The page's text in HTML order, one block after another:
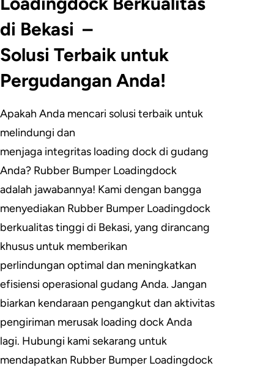
di Bekasi –
Solusi Terbaik untuk
Pergudangan Anda!
Apakah Anda mencari solusi terbaik untuk
melindungi dan
menjaga integritas loading dock di gudang
Anda? Rubber Bumper Loadingdock
adalah jawabannya! Kami dengan bangga
menyediakan Rubber Bumper Loadingdock
berkualitas tinggi di Bekasi, yang dirancang
khusus untuk memberikan
perlindungan optimal dan meningkatkan
efisiensi operasional gudang Anda. Jangan
biarkan kendaraan pengangkut dan aktivitas
pengiriman merusak loading dock Anda
lagi. Hubungi kami sekarang untuk
mendapatkan Rubber Bumper Loadingdock